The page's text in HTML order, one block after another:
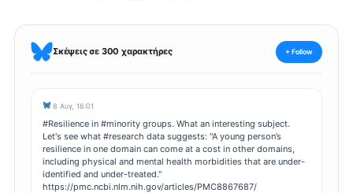
Σκέψεις σε 300 χαρακτήρες + Follow
8 Αυγ, 16:01
#Resilience in #minority groups. What an interesting subject.
Let's see what #research data suggests: "A young person’s
resilience in one domain can come at a cost in other domains,
including physical and mental health morbidities that are under-
identified and under-treated."
https://pmc.ncbi.nlm.nih.gov/articles/PMC8867687/